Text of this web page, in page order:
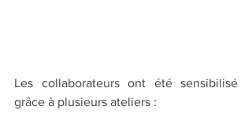
Les collaborateurs ont été sensibilisé
grâce à plusieurs ateliers :